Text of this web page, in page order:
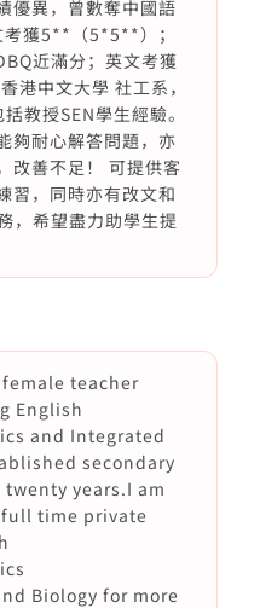
優異，曾數奪中國語
獲5**（5*5**）；
近滿分；英文考獲
港中文大學 社工系，
教授SEN學生經驗。
夠耐心解答問題，亦
改善不足！ 可提供客
習，同時亦有改文和
，希望盡力助學生提
teacher
English
and Integrated
secondary
years.I am
time private
Biology for more